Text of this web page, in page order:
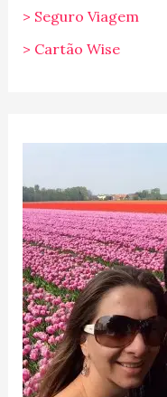
> Seguro Viagem
> Cartão Wise